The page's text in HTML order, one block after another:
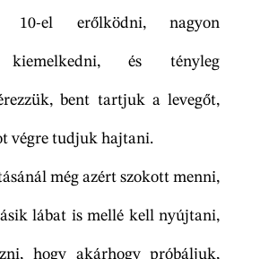
10-el erőlködni, nagyon
kiemelkedni, és tényleg
bent tartjuk a levegőt,
végre tudjuk hajtani.
még azért szokott menni,
lábat is mellé kell nyújtani,
hogy akárhogy próbáljuk,